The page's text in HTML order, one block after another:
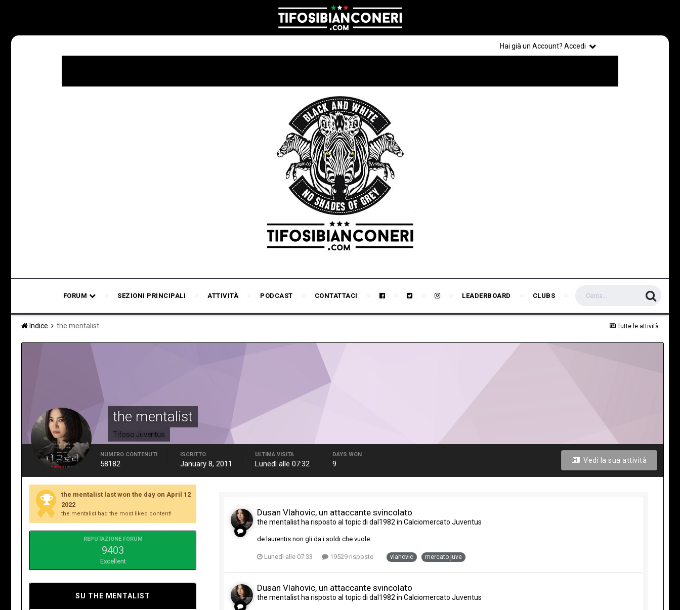
Hai già un Account? Accedi
FORUM SEZIONI PRINCIPALI ATTIVITÀ PODCAST CONTATTACI LEADERBOARD CLUBS
Tutte le attività
Indice the mentalist
the mentalist
Tifoso Juventus
Vedi la sua attività
NUMERO CONTENUTI
58182
ISCRITTO
January 8, 2011
ULTIMA VISITA
Lunedì alle 07:32
DAYS WON
9
the mentalist last won the day on April 12
2022
the mentalist had the most liked content!
REPUTAZIONE FORUM
9403
Excellent
SU THE MENTALIST
Dusan Vlahovic, un attaccante svincolato
the mentalist ha risposto al topic di dal1982 in Calciomercato Juventus
de laurentis non gli da i soldi che vuole.
Lunedì alle 07:33 19529 risposte vlahovic mercato juve
Dusan Vlahovic, un attaccante svincolato
the mentalist ha risposto al topic di dal1982 in Calciomercato Juventus